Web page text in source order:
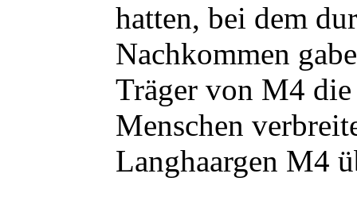
hatten, bei dem
Nachkommen
Träger von M4
Menschen
Langhaargen M4